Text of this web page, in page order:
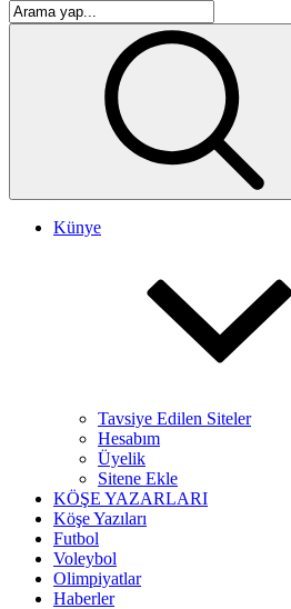
Künye
Tavsiye Edilen Siteler
Hesabım
Üyelik
Sitene Ekle
KÖŞE YAZARLARI
Köşe Yazıları
Futbol
Voleybol
Olimpiyatlar
Haberler